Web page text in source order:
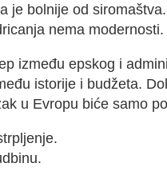
je bolnije od siromaštva.
nema modernosti.
između epskog i
istorije i budžeta.
u Evropu biće samo